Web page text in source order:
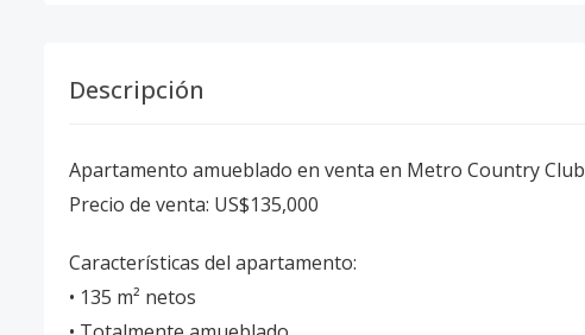
Descripción
Apartamento amueblado en venta en Metro Country Club
Precio de venta: US$135,000
Características del apartamento:
• 135 m² netos